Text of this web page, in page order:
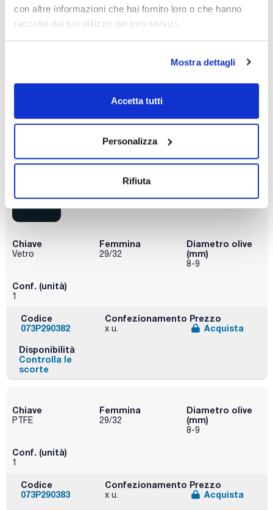
con altre informazioni che hai fornito loro o che hanno
raccolto dal tuo utilizzo dei loro servizi.
Mostra dettagli
Accetta tutti
Personalizza
Rifiuta
Chiave Femmina
8-9
Confezionamento
x u.
Chiave
Vetro
Femmina
29/32
Diametro olive
(mm)
8-9
Conf. (unità)
1
Codice
073P290382
Confezionamento
x u.
Prezzo
Acquista
Disponibilità
Controlla le
scorte
Chiave
PTFE
Femmina
29/32
Diametro olive
(mm)
8-9
Conf. (unità)
1
Codice
073P290383
Confezionamento
x u.
Prezzo
Acquista